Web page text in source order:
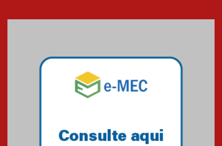
07.11.2024
Equipe de saltos ornamentais
do Mackenzie Brasília